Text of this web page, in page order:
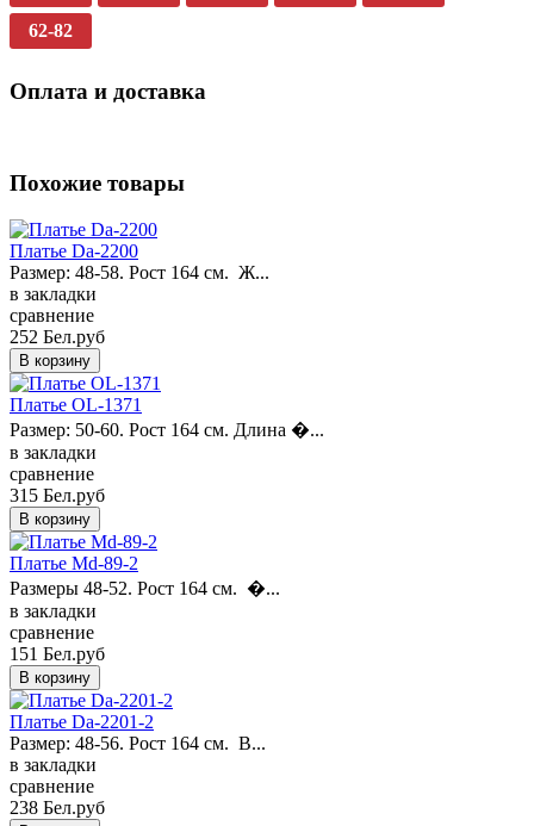
62-82
Оплата и доставка
Похожие товары
Платье Da-2200
Размер: 48-58. Рост 164 см. Ж...
в закладки
сравнение
252 Бел.руб
Платье OL-1371
Размер: 50-60. Рост 164 см. Длина �...
в закладки
сравнение
315 Бел.руб
Платье Md-89-2
Размеры 48-52. Рост 164 см. �...
в закладки
сравнение
151 Бел.руб
Платье Da-2201-2
Размер: 48-56. Рост 164 см. В...
в закладки
сравнение
238 Бел.руб